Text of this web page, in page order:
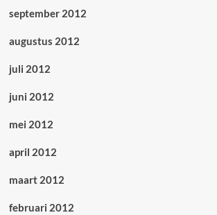
september 2012
augustus 2012
juli 2012
juni 2012
mei 2012
april 2012
maart 2012
februari 2012